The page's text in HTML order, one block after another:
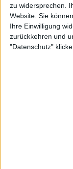
zu widersprechen.
Website. Sie
Ihre Einwilligung
zurückkehren und
"Datenschutz"
Erfolg perfekt –
Punkte beim
Rückschlag
während